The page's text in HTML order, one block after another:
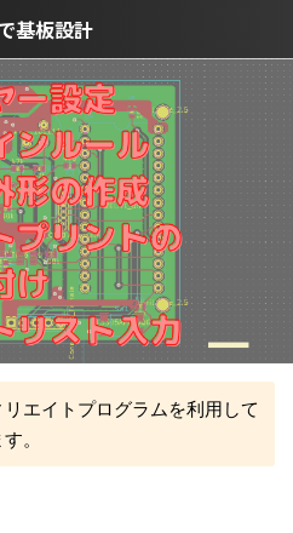
基板設計
エイトプログラムを利用して
。